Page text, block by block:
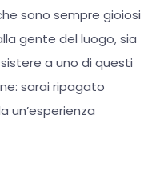
sono sempre gioiosi
gente del luogo, sia
a uno di questi
sarai ripagato
un’esperienza